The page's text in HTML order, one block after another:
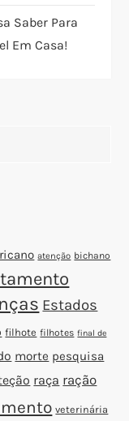
Saber Para
Em Casa!
atenção bichano
Estados
filhote filhotes final de
morte pesquisa
raça ração
veterinária